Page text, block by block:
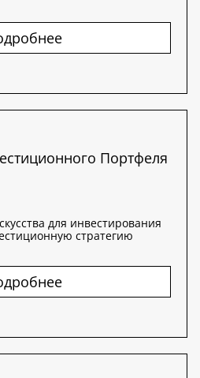
Портфеля
для инвестирования
стратегию